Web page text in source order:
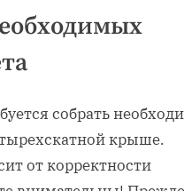
собрать
крыше.
от корректности